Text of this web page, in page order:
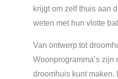
krijgt om zelf thuis aan
weten met hun vlotte
Van ontwerp tot
Woonprogramma’s
droomhuis kunt maken.